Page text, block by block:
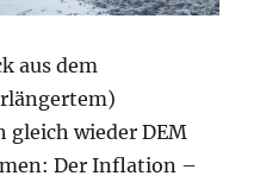
aus dem
gleich wieder DEM
Der Inflation –